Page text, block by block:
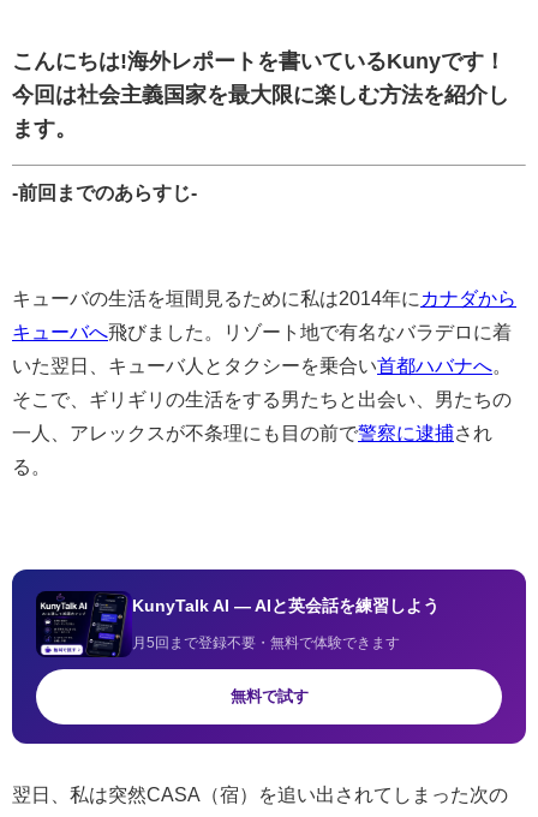
こんにちは!海外レポートを書いているKunyです！
今回は社会主義国家を最大限に楽しむ方法を紹介し
ます。
‐前回までのあらすじ‐
キューバの生活を垣間見るために私は2014年に カナダから
キューバへ飛びました。リゾート地で有名なバラデロに着
いた翌日、キューバ人とタクシーを乗合い首都ハバナへ。
そこで、ギリギリの生活をする男たちと出会い、男たちの
一人、アレックスが不条理にも目の前で警察に逮捕され
る。
KunyTalk AI — AIと英会話を練習しよう
月5回まで登録不要・無料で体験できます
無料で試す
翌日、私は突然CASA（宿）を追い出されてしまった次の